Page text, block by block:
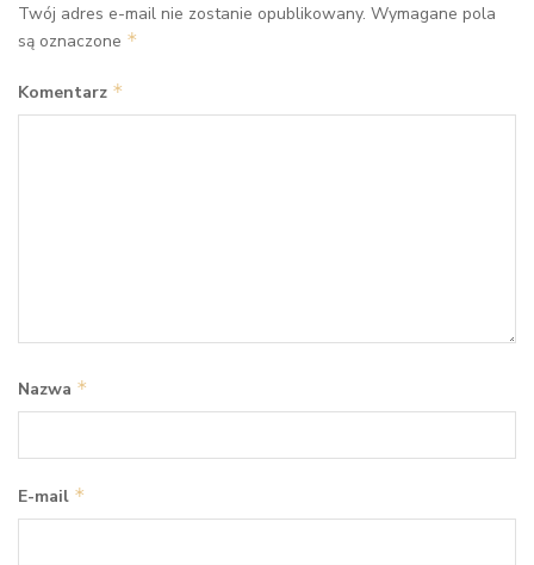
Twój adres e-mail nie zostanie opublikowany. Wymagane pola
są oznaczone *
Komentarz *
Nazwa *
E-mail *